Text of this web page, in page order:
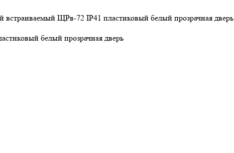
встраиваемый ЩРв-72 IP41 пластиковый белый прозрачная дверь
белый прозрачная дверь